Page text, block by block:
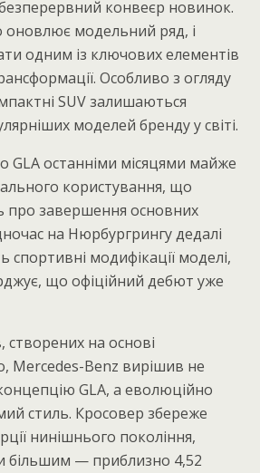
конвеєр новинок.
оновлює модельний ряд, і
одним із ключових елементів
Особливо з огляду
SUV залишаються
моделей бренду у світі.
GLA останніми місяцями майже
користування, що
про завершення основних
на Нюрбургрингу дедалі
спортивні модифікації моделі,
що офіційний дебют уже
створених на основі
Mercedes-Benz вирішив не
GLA, а еволюційно
стиль. Кросовер збереже
нинішнього покоління,
більшим — приблизно 4,52